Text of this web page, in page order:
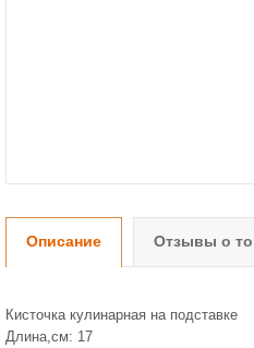
Описание Отзывы о
Кисточка кулинарная на подставке
Длина,см: 17